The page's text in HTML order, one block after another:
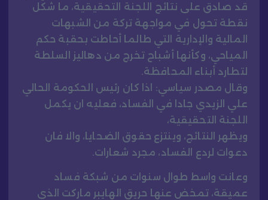
قد صادق على نتائج اللجنة التحقيقية، ما شكّل
نقطة تحول في مواجهة تركة من الشبهات
المالية والإدارية التي طالما أحاطت بحقبة حكم
المياحي، وكأنها أشباح تخرج من دهاليز السلطة
لتطارد أبناء المحافظة.
وقال مصدر سياسي: اذا كان رئيس الحكومة الحالي
علي الزيدي جادا في الفساد، فعليه ان يكمل
اللجنة التحقيقية،
ويظهر النتائج، وينتزع حقوق الضحايا، والا فان
دعوات لردع الفساد، مجرد شعارات.
وعانت واسط طوال سنوات من شبكة فساد
عميقة، تمخض عنها حريق الهايبر ماركت الذي